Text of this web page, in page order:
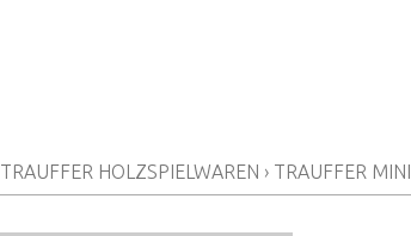
TRAUFFER HOLZSPIELWAREN › TRAUFFER MINI